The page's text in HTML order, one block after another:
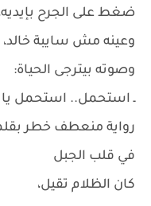
ضغط على الجرح
وعينه مش سايبة خالد،
وصوته بيترجى الحياة:
ـ استحمل.. استحمل يا
رواية منعطف خطر
في قلب الجبل
كان الظلام تقيل،